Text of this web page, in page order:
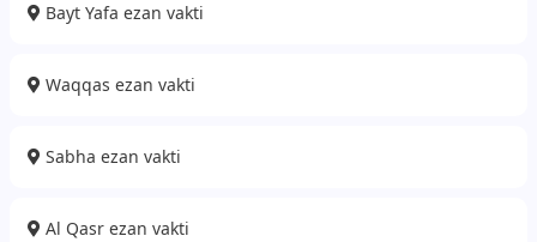
Bayt Yafa ezan vakti
Waqqas ezan vakti
Sabha ezan vakti
Al Qasr ezan vakti